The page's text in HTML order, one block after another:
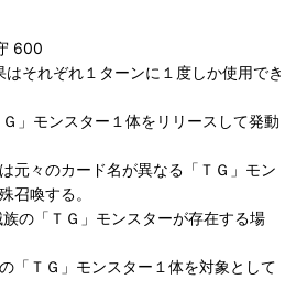
600
それぞれ１ターンに１度しか使用でき
」モンスター１体をリリースして発動
元々のカード名が異なる「ＴＧ」モン
召喚する。
の「ＴＧ」モンスターが存在する場
「ＴＧ」モンスター１体を対象として